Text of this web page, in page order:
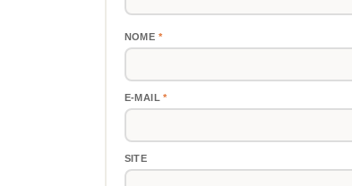
NOME *
E-MAIL*
SITE